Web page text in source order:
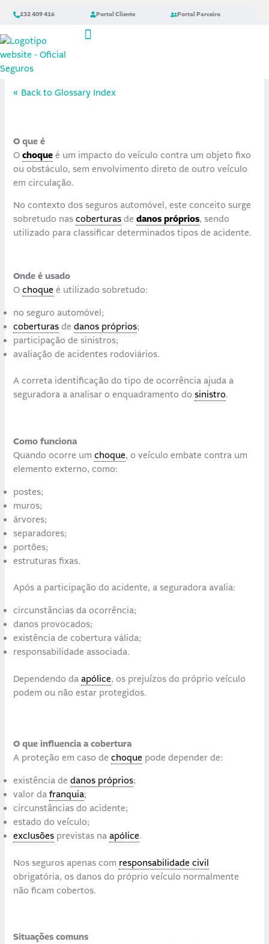
content
232 409 416 Portal Cliente Portal Parceiro
Choque
ByEquipa Oficial Seguros
« Back to Glossary Index
O que é
Ochoque é um impacto do veículo contra um objeto fixo
ou obstáculo, sem envolvimento direto de outro veículo
em circulação.
No contexto dos seguros automóvel, este conceito surge
sobretudo nascoberturas dedanos próprios, sendo
utilizado para classificar determinados tipos de acidente.
Onde é usado
Ochoque é utilizado sobretudo:
no seguro automóvel;
coberturas dedanos próprios;
participação de sinistros;
avaliação de acidentes rodoviários.
A correta identificação do tipo de ocorrência ajuda a
seguradora a analisar o enquadramento dosinistro.
Como funciona
Quando ocorre umchoque, o veículo embate contra um
elemento externo, como:
postes;
muros;
árvores;
separadores;
portões;
estruturas fixas.
Após a participação do acidente, a seguradora avalia:
circunstâncias da ocorrência;
danos provocados;
existência de cobertura válida;
responsabilidade associada.
Dependendo daapólice, os prejuízos do próprio veículo
podem ou não estar protegidos.
O que influencia a cobertura
A proteção em caso dechoque pode depender de:
existência dedanos próprios;
valor dafranquia;
circunstâncias do acidente;
estado do veículo;
exclusões previstas naapólice.
Nos seguros apenas com responsabilidade civil
obrigatória, os danos do próprio veículo normalmente
não ficam cobertos.
Situações comuns